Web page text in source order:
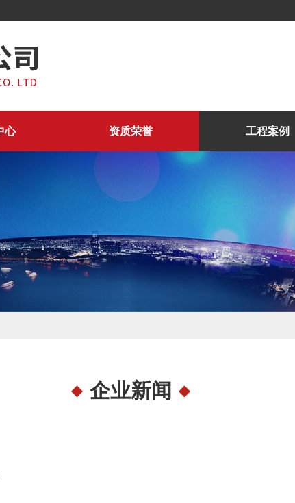
心 资质荣誉 工程案例
企业新闻